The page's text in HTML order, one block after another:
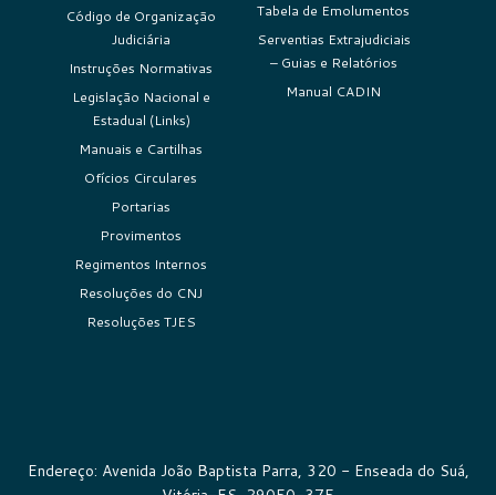
Código de Organização
Judiciária
Instruções Normativas
Legislação Nacional e
Estadual (Links)
Manuais e Cartilhas
Ofícios Circulares
Portarias
Provimentos
Regimentos Internos
Resoluções do CNJ
Resoluções TJES
Tabela de Emolumentos
Serventias Extrajudiciais
– Guias e Relatórios
Manual CADIN
Endereço: Avenida João Baptista Parra, 320 - Enseada do Suá,